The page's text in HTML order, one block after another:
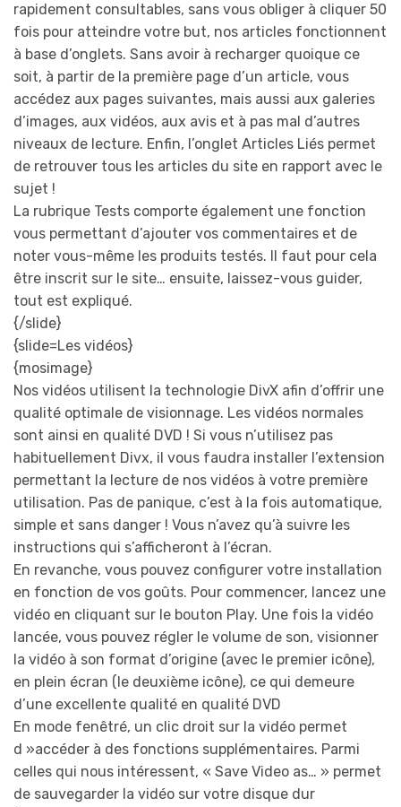
rapidement consultables, sans vous obliger à cliquer 50
fois pour atteindre votre but, nos articles fonctionnent
à base d’onglets. Sans avoir à recharger quoique ce
soit, à partir de la première page d’un article, vous
accédez aux pages suivantes, mais aussi aux galeries
d’images, aux vidéos, aux avis et à pas mal d’autres
niveaux de lecture. Enfin, l’onglet Articles Liés permet
de retrouver tous les articles du site en rapport avec le
sujet !
La rubrique Tests comporte également une fonction
vous permettant d’ajouter vos commentaires et de
noter vous-même les produits testés. Il faut pour cela
être inscrit sur le site… ensuite, laissez-vous guider,
tout est expliqué.
{/slide}
{slide=Les vidéos}
{mosimage}
Nos vidéos utilisent la technologie DivX afin d’offrir une
qualité optimale de visionnage. Les vidéos normales
sont ainsi en qualité DVD ! Si vous n’utilisez pas
habituellement Divx, il vous faudra installer l’extension
permettant la lecture de nos vidéos à votre première
utilisation. Pas de panique, c’est à la fois automatique,
simple et sans danger ! Vous n’avez qu’à suivre les
instructions qui s’afficheront à l’écran.
En revanche, vous pouvez configurer votre installation
en fonction de vos goûts. Pour commencer, lancez une
vidéo en cliquant sur le bouton Play. Une fois la vidéo
lancée, vous pouvez régler le volume de son, visionner
la vidéo à son format d’origine (avec le premier icône),
en plein écran (le deuxième icône), ce qui demeure
d’une excellente qualité en qualité DVD
En mode fenêtré, un clic droit sur la vidéo permet
d »accéder à des fonctions supplémentaires. Parmi
celles qui nous intéressent, « Save Video as… » permet
de sauvegarder la vidéo sur votre disque dur